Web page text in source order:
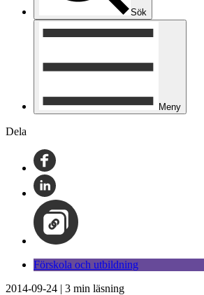
Sök
Meny
Dela
Förskola och utbildning
2014-09-24 | 3 min läsning